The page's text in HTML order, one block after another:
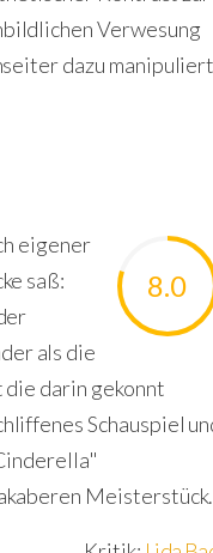
Verwesung
dazu
8.0
eigener
saß:
als die
darin gekonnt
Schauspiel
Meisterstück.